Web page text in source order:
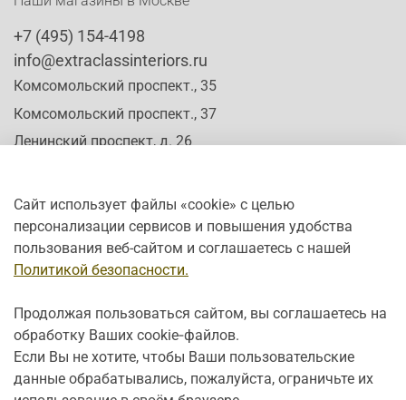
+7 (495) 154-4198
info@extraclassinteriors.ru
Комсомольский проспект., 35
Комсомольский проспект., 37
Ленинский проспект, д. 26
Время работы:
Пн-Сб: c 10:00 - 20:00
Вс: с 12:00 - 19:00
Сайт использует файлы «cookie» с целью
персонализации сервисов и повышения удобства
пользования веб-сайтом и соглашаетесь с нашей
Политикой безопасности.
Продолжая пользоваться сайтом, вы соглашаетесь на
обработку Ваших cookie‑файлов.
Если Вы не хотите, чтобы Ваши пользовательские
данные обрабатывались, пожалуйста, ограничьте их